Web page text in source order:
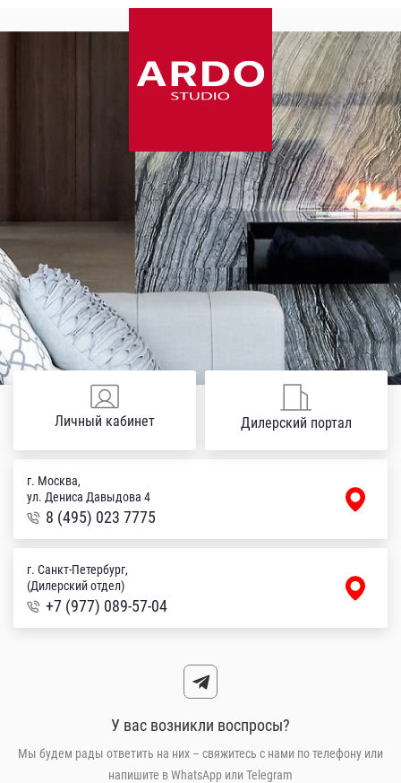
г. Москва,
ул. Дениса Давыдова 4
8 (495) 023 7775
г. Санкт-Петербург,
(Дилерский отдел)
+7 (977) 089-57-04
Личный кабинет Дилерский портал
У вас возникли воспросы?
Мы будем рады ответить на них – свяжитесь с нами по телефону или
напишите в WhatsApp или Telegram